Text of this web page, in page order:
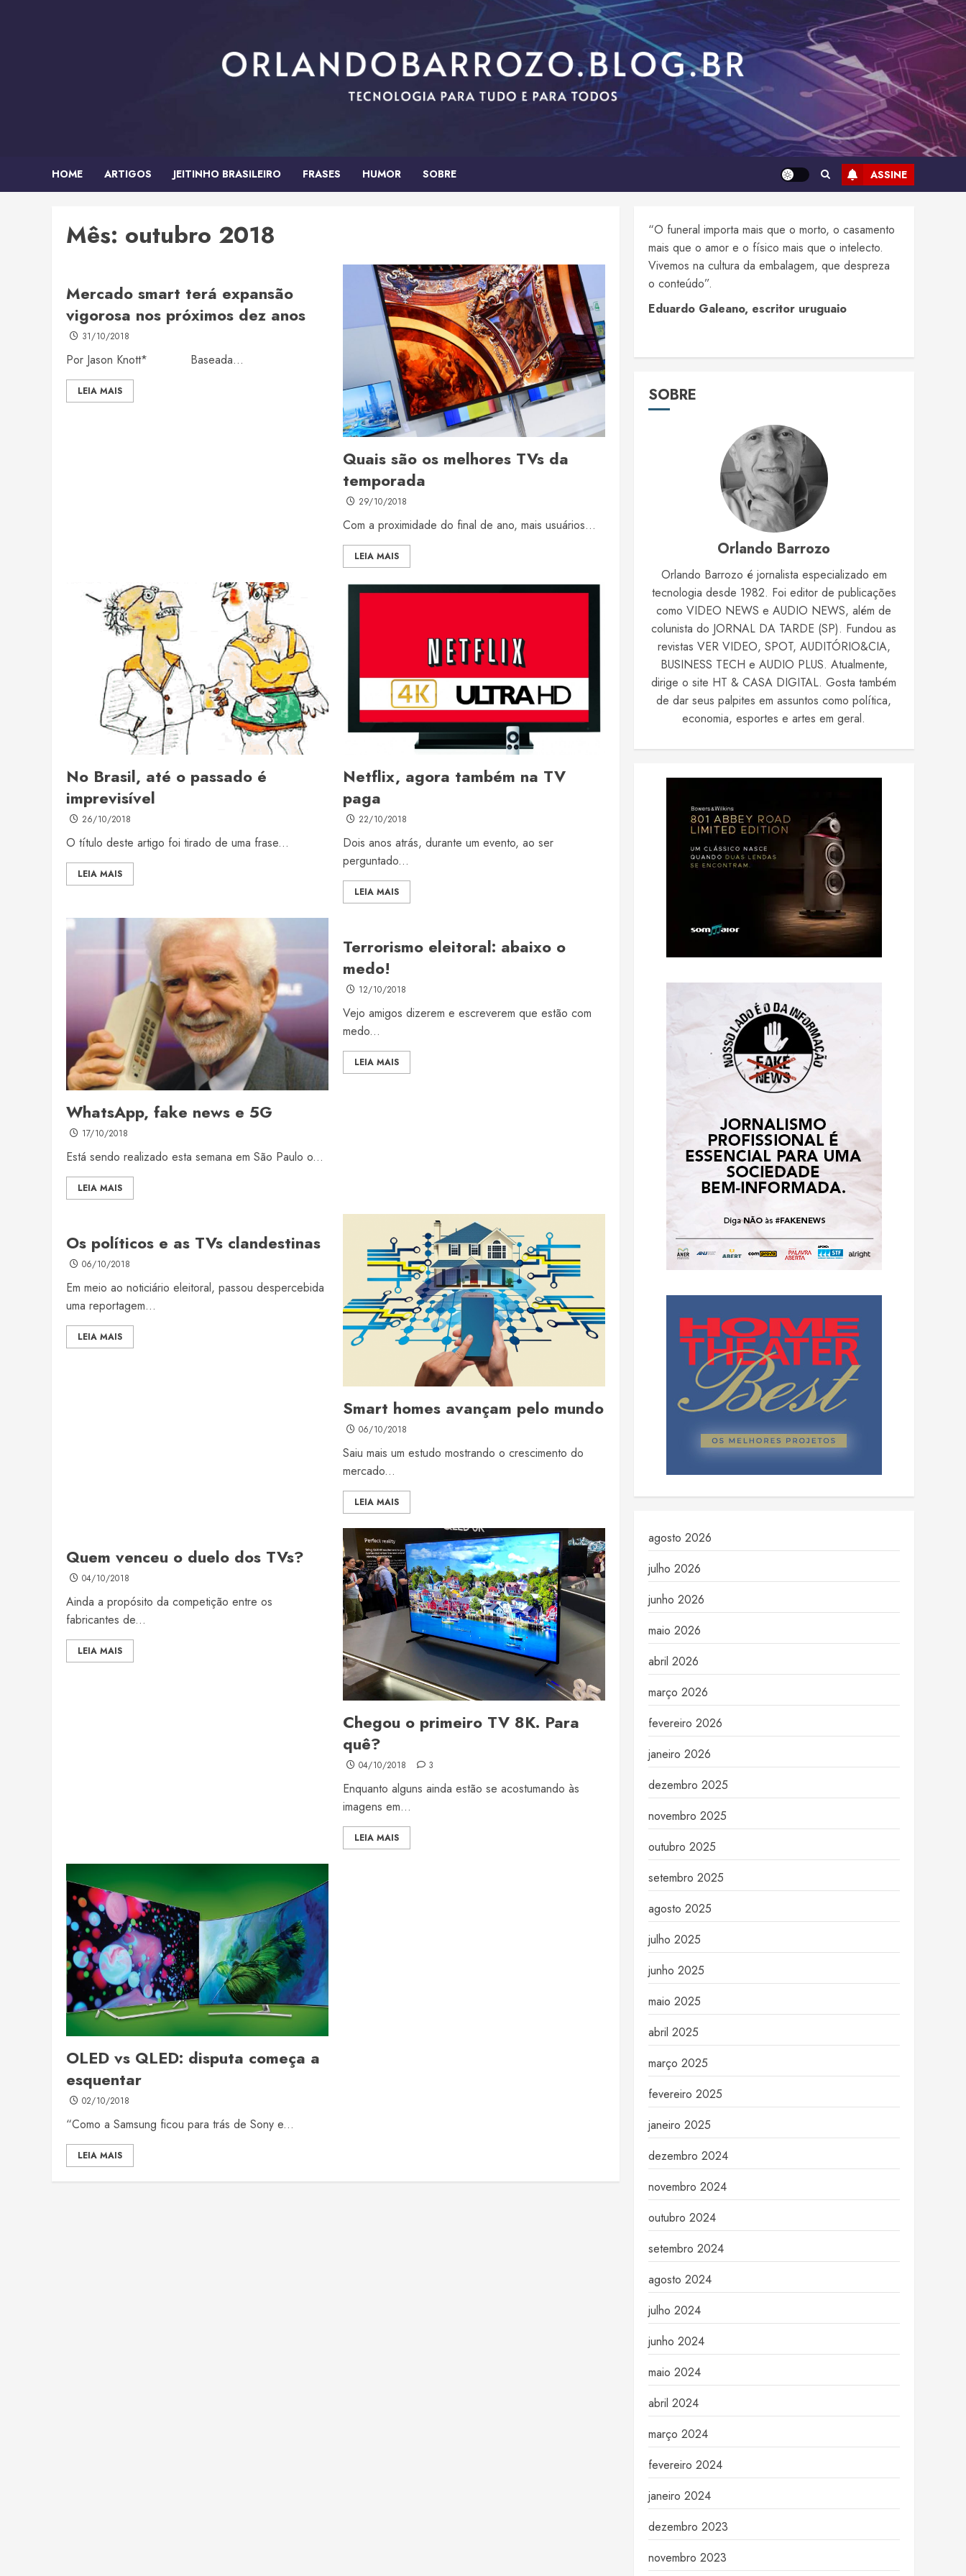
HOME ARTIGOS JEITINHO BRASILEIRO FRASES HUMOR SOBRE ASSINE
Mês: outubro 2018
Mercado smart terá expansão
vigorosa nos próximos dez anos
31/10/2018
Por Jason Knott* Baseada...
LEIA MAIS
Quais são os melhores TVs da
temporada
29/10/2018
Com a proximidade do final de ano, mais usuários...
LEIA MAIS
No Brasil, até o passado é
imprevisível
26/10/2018
O título deste artigo foi tirado de uma frase...
LEIA MAIS
Netflix, agora também na TV
paga
22/10/2018
Dois anos atrás, durante um evento, ao ser
perguntado...
LEIA MAIS
WhatsApp, fake news e 5G
17/10/2018
Está sendo realizado esta semana em São Paulo o...
LEIA MAIS
Terrorismo eleitoral: abaixo o
medo!
12/10/2018
Vejo amigos dizerem e escreverem que estão com
medo...
LEIA MAIS
Os políticos e as TVs clandestinas
06/10/2018
Em meio ao noticiário eleitoral, passou despercebida
uma reportagem...
LEIA MAIS
Smart homes avançam pelo mundo
06/10/2018
Saiu mais um estudo mostrando o crescimento do
mercado...
LEIA MAIS
Quem venceu o duelo dos TVs?
04/10/2018
Ainda a propósito da competição entre os
fabricantes de...
LEIA MAIS
Chegou o primeiro TV 8K. Para
quê?
04/10/2018 3
Enquanto alguns ainda estão se acostumando às
imagens em...
LEIA MAIS
OLED vs QLED: disputa começa a
esquentar
02/10/2018
“Como a Samsung ficou para trás de Sony e...
LEIA MAIS
“O funeral importa mais que o morto, o casamento
mais que o amor e o físico mais que o intelecto.
Vivemos na cultura da embalagem, que despreza
o conteúdo”.
Eduardo Galeano, escritor uruguaio
SOBRE
Orlando Barrozo
Orlando Barrozo é jornalista especializado em
tecnologia desde 1982. Foi editor de publicações
como VIDEO NEWS e AUDIO NEWS, além de
colunista do JORNAL DA TARDE (SP). Fundou as
revistas VER VIDEO, SPOT, AUDITÓRIO&CIA,
BUSINESS TECH e AUDIO PLUS. Atualmente,
dirige o site HT & CASA DIGITAL. Gosta também
de dar seus palpites em assuntos como política,
economia, esportes e artes em geral.
agosto 2026
julho 2026
junho 2026
maio 2026
abril 2026
março 2026
fevereiro 2026
janeiro 2026
dezembro 2025
novembro 2025
outubro 2025
setembro 2025
agosto 2025
julho 2025
junho 2025
maio 2025
abril 2025
março 2025
fevereiro 2025
janeiro 2025
dezembro 2024
novembro 2024
outubro 2024
setembro 2024
agosto 2024
julho 2024
junho 2024
maio 2024
abril 2024
março 2024
fevereiro 2024
janeiro 2024
dezembro 2023
novembro 2023